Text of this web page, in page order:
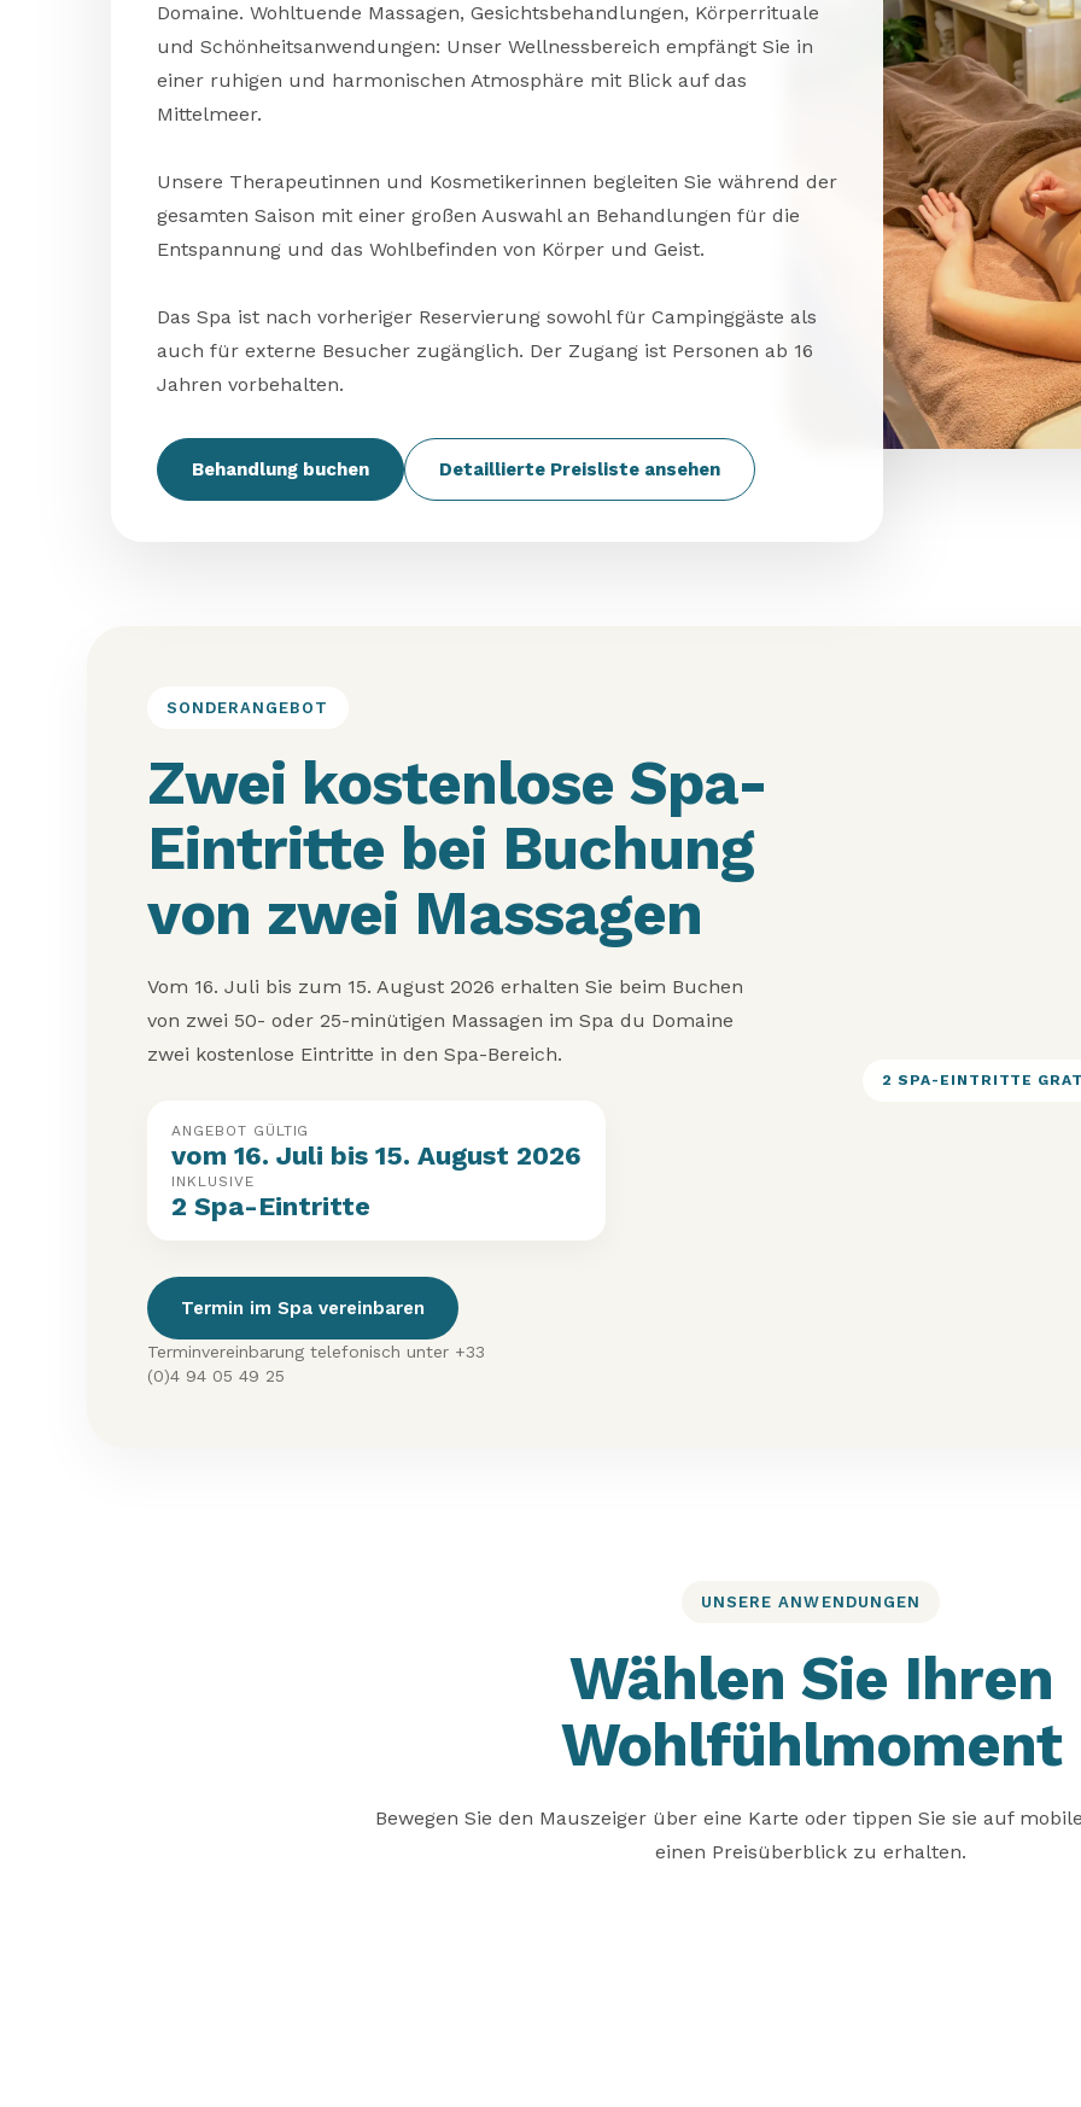
Domaine. Wohltuende Massagen, Gesichtsbehandlungen, Körperrituale
und Schönheitsanwendungen: Unser Wellnessbereich empfängt Sie in
einer ruhigen und harmonischen Atmosphäre mit Blick auf das
Mittelmeer.
Unsere Therapeutinnen und Kosmetikerinnen begleiten Sie während der
gesamten Saison mit einer großen Auswahl an Behandlungen für die
Entspannung und das Wohlbefinden von Körper und Geist.
Das Spa ist nach vorheriger Reservierung sowohl für Campinggäste als
auch für externe Besucher zugänglich. Der Zugang ist Personen ab 16
Jahren vorbehalten.
Behandlung buchen Detaillierte Preisliste ansehen
SONDERANGEBOT
Zwei kostenlose Spa-
Eintritte bei Buchung
von zwei Massagen
Vom 16. Juli bis zum 15. August 2026 erhalten Sie beim Buchen
von zwei 50- oder 25-minütigen Massagen im Spa du Domaine
zwei kostenlose Eintritte in den Spa-Bereich.
ANGEBOT GÜLTIG
vom 16. Juli bis 15. August 2026
INKLUSIVE
2 Spa-Eintritte
Termin im Spa vereinbaren
Terminvereinbarung telefonisch unter +33
(0)4 94 05 49 25
2 SPA-EINTRITTE
UNSERE ANWENDUNGEN
Wählen Sie Ihren
Wohlfühlmoment
Bewegen Sie den Mauszeiger über eine Karte oder tippen Sie sie auf
einen Preisüberblick zu erhalten.